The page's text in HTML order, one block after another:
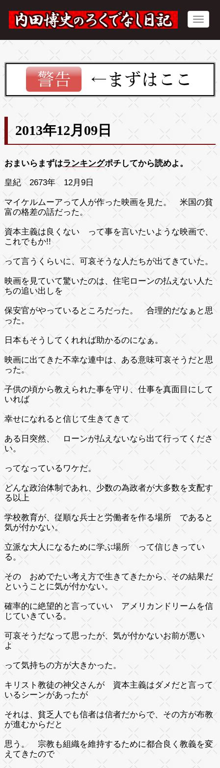
2013年12月09日
おまいらまずはランキングポチしてから読めよ。
皇紀 2673年 12月9日
マイケルムーアって人が作った映画を見た。 米国の貧
富の格差の話だった。
資本主義は良くない って事を言いたいような映画で、
これでもか!!
って言うくらいに、可哀そうな人たちが出てきていた。
映画を見ていて驚いたのは、住宅ローンの払えない人た
ちの追い出しを
保安官がやっているところだった。 合理的だなぁと思
った。
日本もそうしてくれれば助かるのになぁ。
映画に出てきた不幸な連中は、ある意味可哀そうだと思
った。
子供の頃から教えられた事を守り、仕事を真面目にして
いれば
幸せになれると信じて生きてきて
ある日突然、 ローンが払えないなら出て行ってくださ
い。
ってなっているワケだ。
どんな政治体制であれ、少数の為政者が大多数を支配す
る以上
学校教育が、従順な兵士と労働者を作る場所 であると
気が付かない。
立派な大人になるために学ぶ場所 って信じきってい
る。
その おめでたい考え方で生きてきたから、その結果だ
ということに気が付かない。
確率的に絶望的と言っていい アメリカンドリームを信
じていきている。
可哀そうだなって思ったが、気が付かないお前が悪い
よ
って気持ちの方が大きかった。
キリスト教徒の神父さんが 資本主義はダメだと言って
いるシーンがあったが
それは、貧乏人でも信者は信者だからで、その方が布教
が進むからだと
思う。 宗教も組織を維持するために都合良く教義を変
えてきたので